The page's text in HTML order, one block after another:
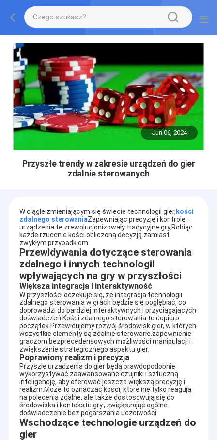
Jun 06, 2024
Przyszłe trendy w zakresie urządzeń do gier
zdalnie sterowanych
W ciągle zmieniającym się świecie technologii gier, kości
zdalnego sterowaniaZapewniając precyzję i kontrolę,
urządzenia te zrewolucjonizowały tradycyjne gry,Robiąc
każde rzucenie kości obliczoną decyzją zamiast
zwykłym przypadkiem.
Przewidywania dotyczące sterowania
zdalnego i innych technologii
wpływających na gry w przyszłości
Większa integracja i interaktywność
W przyszłości oczekuje się, że integracja technologii
zdalnego sterowania w grach będzie się pogłębiać, co
doprowadzi do bardziej interaktywnych i przyciągających
doświadczeń.Kości zdalnego sterowania to dopiero
początek.Przewidujemy rozwój środowisk gier, w których
wszystkie elementy są zdalnie sterowane.zapewnienie
graczom bezprecedensowych możliwości manipulacji i
zwiększenie strategicznego aspektu gier.
Poprawiony realizm i precyzja
Przyszłe urządzenia do gier będą prawdopodobnie
wykorzystywać zaawansowane czujniki i sztuczną
inteligencję, aby oferować jeszcze większą precyzję i
realizm.Może to oznaczać kości, które nie tylko reagują
na polecenia zdalne, ale także dostosowują się do
środowiska i kontekstu gry., zwiększając ogólne
doświadczenie bez pogarszania uczciwości.
Wschodzące technologie urządzeń do
gier